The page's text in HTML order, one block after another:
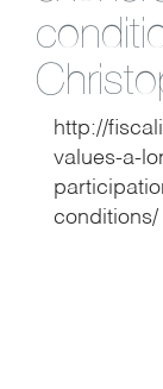
http://
values-a-
conditions/